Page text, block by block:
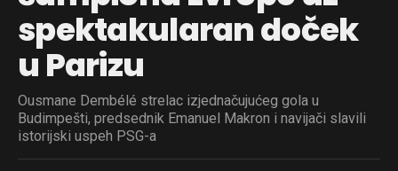
spektakularan doček
u Parizu
Ousmane Dembélé strelac izjednačujućeg gola u
Budimpešti, predsednik Emanuel Makron i navijači slavili
istorijski uspeh PSG-a